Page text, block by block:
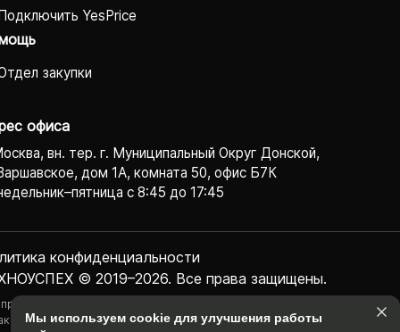
YesPrice
закупки
офиса
вн. тер. г. Муниципальный Округ Донской,
дом 1А, комната 50, офис Б7К
с 8:45 до 17:45
© 2019–2026. Все права защищены.
конфиденциаль­ности
на сайте информация, касающаяся технических
наличия на складе, стоимости товаров, носит
Мы используем cookie для улучшения работы